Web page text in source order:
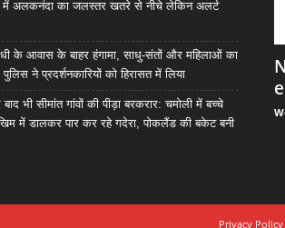
में अलकनंदा का जलस्तर खतरे से नीचे लेकिन अलर्ट
के आवास के बाहर हंगामा, साधु-संतों और महिलाओं का
पुलिस ने प्रदर्शनकारियों को हिरासत में लिया
भी सीमांत गांवों की पीड़ा बरकरार: चमोली में बच्चे
में डालकर पार कर रहे गदेरा, पोकलैंड की बकेट बनी
Privacy Policy